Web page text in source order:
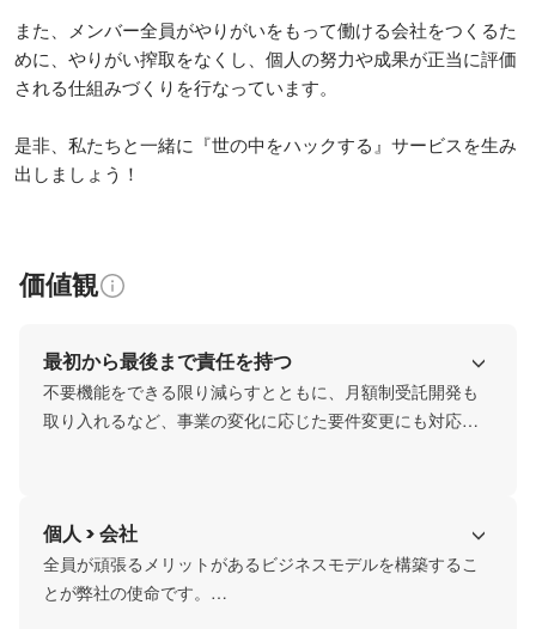
また、メンバー全員がやりがいをもって働ける会社をつくるた
めに、やりがい搾取をなくし、個人の努力や成果が正当に評価
される仕組みづくりを行なっています。
是非、私たちと一緒に『世の中をハックする』サービスを生み
出しましょう！
価値観
最初から最後まで責任を持つ
不要機能をできる限り減らすとともに、月額制受託開発も
取り入れるなど、事業の変化に応じた要件変更にも対応で
トナーとして貢献できるよう尽力します。
個人 > 会社
全員が頑張るメリットがあるビジネスモデルを構築するこ
とが弊社の使命です。